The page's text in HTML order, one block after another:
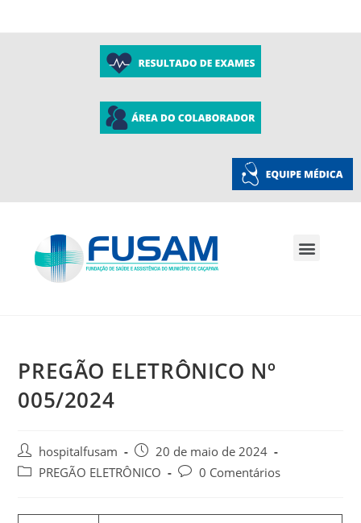
PREGÃO ELETRÔNICO Nº
005/2024
hospitalfusam
20 de maio de 2024
PREGÃO ELETRÔNICO
0 Comentários